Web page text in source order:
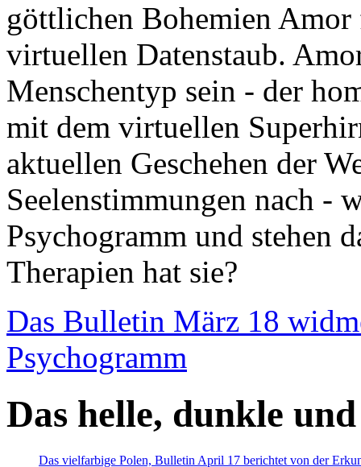
göttlichen Bohemien
virtuellen Datenstaub.
Menschentyp sein - der
mit dem virtuellen
aktuellen Geschehen der
Seelenstimmungen nach -
Psychogramm und stehen
Therapien hat sie?
Das Bulletin März 18
Psychogramm
Das helle, dunkle
Das vielfarbige Polen, Bulletin April 17 berichtet von der